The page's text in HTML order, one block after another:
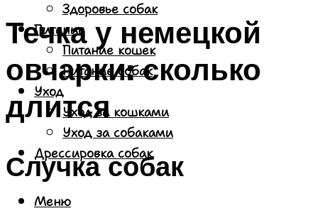
Здоровье собак
Питание
Питание кошек
Питание собак
Уход
Уход за кошками
Уход за собаками
Дрессировка собак
Меню
Течка у немецкой
овчарки: сколько
длится
Случка собак